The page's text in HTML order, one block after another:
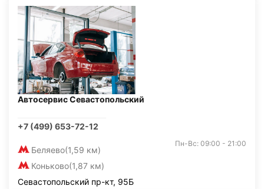
Автосервис Севастопольский
+7 (499) 653-72-12
Беляево(1,59 км)
Коньково(1,87 км)
Пн-Вс: 09:00 - 21:00
Севастопольский пр-кт, 95Б